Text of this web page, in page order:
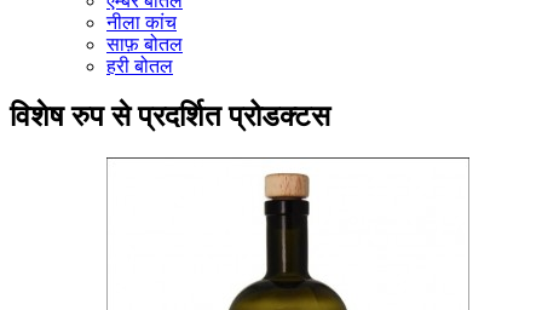
नीला कांच
साफ़ बोतल
हरी बोतल
विशेष रुप से प्रदर्शित प्रोडक्टस